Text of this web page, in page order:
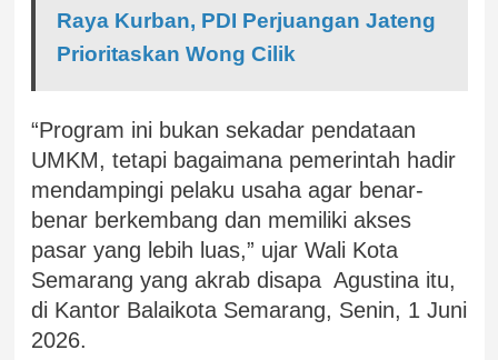
Raya Kurban, PDI Perjuangan Jateng
Prioritaskan Wong Cilik
“Program ini bukan sekadar pendataan
UMKM, tetapi bagaimana pemerintah hadir
mendampingi pelaku usaha agar benar-
benar berkembang dan memiliki akses
pasar yang lebih luas,” ujar Wali Kota
Semarang yang akrab disapa Agustina itu,
di Kantor Balaikota Semarang, Senin, 1 Juni
2026.